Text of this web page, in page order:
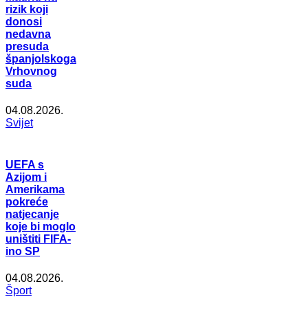
rizik koji
donosi
nedavna
presuda
španjolskoga
Vrhovnog
suda
04.08.2026.
Svijet
UEFA s
Azijom i
Amerikama
pokreće
natjecanje
koje bi moglo
uništiti FIFA-
ino SP
04.08.2026.
Šport